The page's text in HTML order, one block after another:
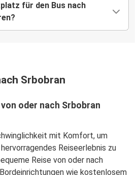
für den Bus nach
Srbobran
oder nach Srbobran
mit Komfort, um
Reiseerlebnis zu
Reise von oder nach
wie kostenlosem